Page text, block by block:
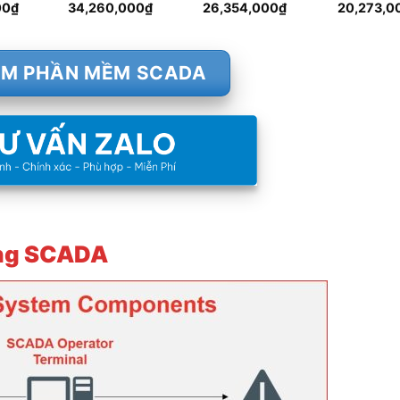
₫
34,260,000₫
26,354,000₫
PHẦN MỀM SCADA
SCADA